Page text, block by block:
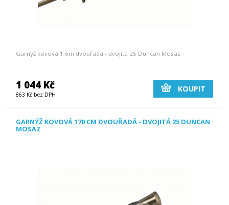
Garnýž kovová 1,6m dvouřadá - dvojitá 25 Duncan Mosaz
1 044 Kč
863 Kč bez DPH
KOUPIT
GARNÝŽ KOVOVÁ 170 CM DVOUŘADÁ - DVOJITÁ 25 DUNCAN
MOSAZ